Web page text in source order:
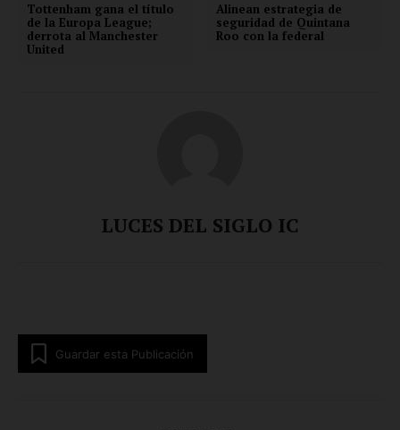
Tottenham gana el título
de la Europa League;
derrota al Manchester
United
Alinean estrategia de
seguridad de Quintana
Roo con la federal
LUCES DEL SIGLO IC
Guardar esta Publicación